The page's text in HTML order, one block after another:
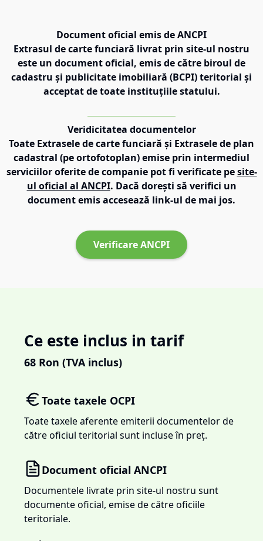
Document oficial emis de ANCPI
Extrasul de carte funciară livrat prin site-ul nostru
este un document oficial, emis de către biroul de
cadastru și publicitate imobiliară (BCPI) teritorial și
acceptat de toate instituțiile statului.
Veridicitatea documentelor
Toate Extrasele de carte funciară și Extrasele de plan
cadastral (pe ortofotoplan) emise prin intermediul
serviciilor oferite de companie pot fi verificate pe site-
ul oficial al ANCPI. Dacă dorești să verifici un
document emis accesează link-ul de mai jos.
Verificare ANCPI
Ce este inclus in tarif
68 Ron (TVA inclus)
Toate taxele OCPI
Toate taxele aferente emiterii documentelor de
către oficiul teritorial sunt incluse în preț.
Document oficial ANCPI
Documentele livrate prin site-ul nostru sunt
documente oficial, emise de către oficiile
teritoriale.